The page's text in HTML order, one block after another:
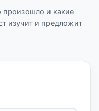
произошло и какие
изучит и предложит